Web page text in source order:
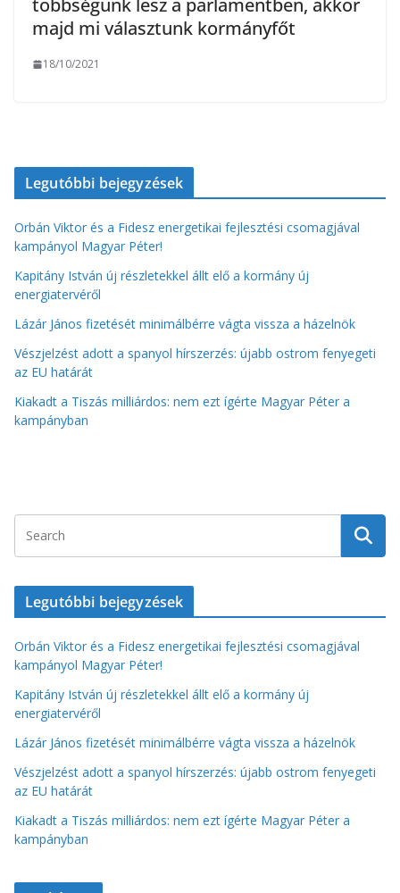
többségünk lesz a parlamentben, akkor
majd mi választunk kormányfőt
18/10/2021
Legutóbbi bejegyzések
Orbán Viktor és a Fidesz energetikai fejlesztési csomagjával
kampányol Magyar Péter!
Kapitány István új részletekkel állt elő a kormány új
energiatervéről
Lázár János fizetését minimálbérre vágta vissza a házelnök
Vészjelzést adott a spanyol hírszerzés: újabb ostrom fenyegeti
az EU határát
Kiakadt a Tiszás milliárdos: nem ezt ígérte Magyar Péter a
kampányban
Legutóbbi bejegyzések
Orbán Viktor és a Fidesz energetikai fejlesztési csomagjával
kampányol Magyar Péter!
Kapitány István új részletekkel állt elő a kormány új
energiatervéről
Lázár János fizetését minimálbérre vágta vissza a házelnök
Vészjelzést adott a spanyol hírszerzés: újabb ostrom fenyegeti
az EU határát
Kiakadt a Tiszás milliárdos: nem ezt ígérte Magyar Péter a
kampányban